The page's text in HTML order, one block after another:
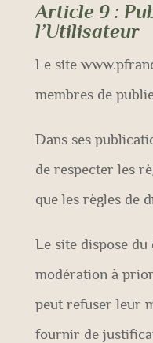
Article 9:
l’Utilisateur
Le site
membres de
Dans ses
de respecter les
que les règles de
Le site dispose du
modération à
peut refuser leur
fournir de